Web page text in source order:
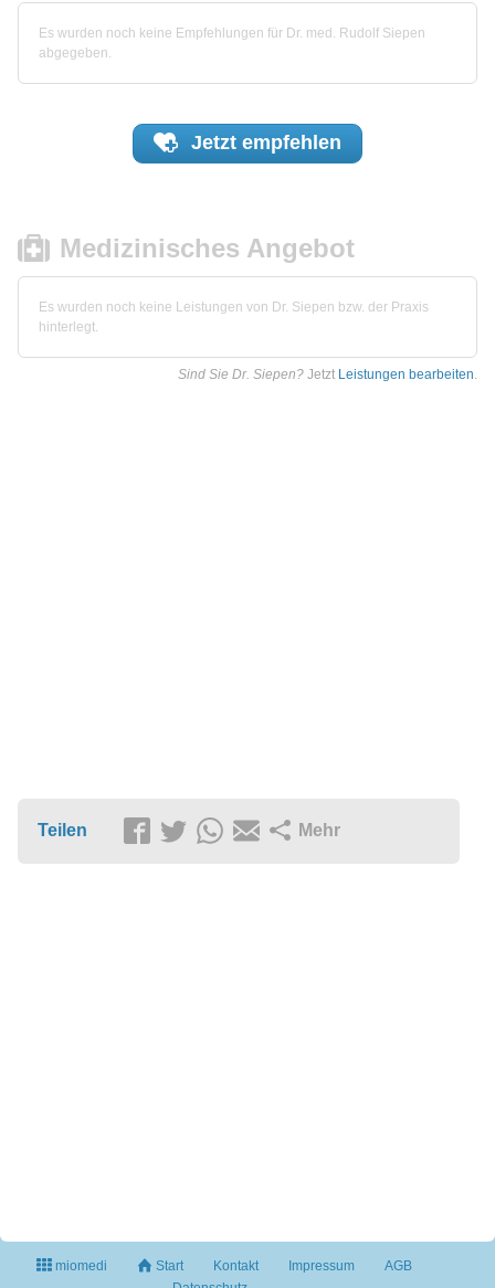
Es wurden noch keine Empfehlungen für Dr. med. Rudolf Siepen
abgegeben.
Jetzt empfehlen
Medizinisches Angebot
Es wurden noch keine Leistungen von Dr. Siepen bzw. der Praxis
hinterlegt.
Sind Sie Dr. Siepen? Jetzt Leistungen bearbeiten.
Teilen Mehr
miomedi Start Kontakt Impressum
AGB